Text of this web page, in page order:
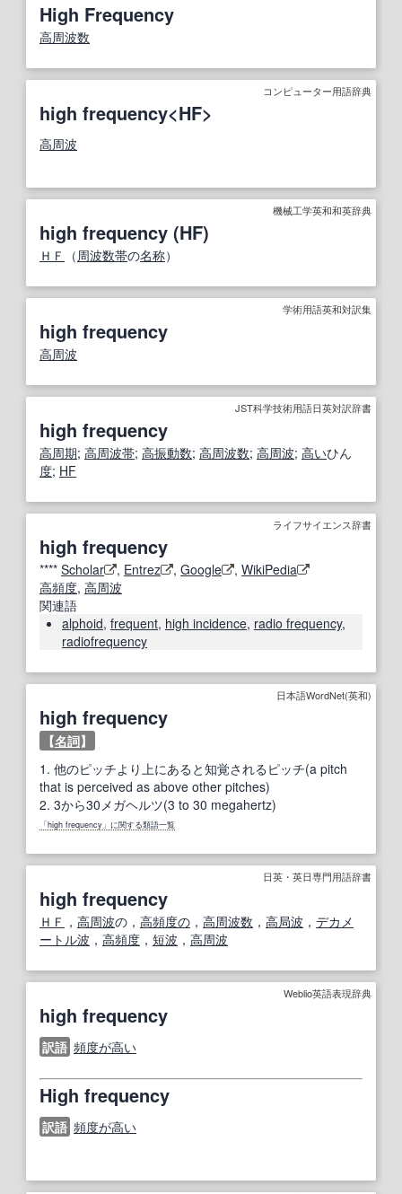
High Frequency
高周波数
コンピューター用語辞典
high frequency<HF>
高周波
機械工学英和和英辞典
high frequency (HF)
ＨＦ （ 周波数帯の名称）
学術用語英和対訳集
high frequency
高周波
JST科学技術用語日英対訳辞書
high frequency
高周期; 高周波帯; 高振動数; 高周波数; 高周波; 高いひん
度; HF
ライフサイエンス辞書
high frequency
**** Scholar , Entrez , Google , WikiPedia
高頻度, 高周波
関連語
alphoid, frequent, high incidence, radio frequency,
radiofrequency
日本語WordNet(英和)
high frequency
【名詞】
1. 他のピッチより上にあると知覚されるピッチ(a pitch
that is perceived as above other pitches)
2. 3から30メガヘルツ(3 to 30 megahertz)
「high frequency」に関する類語一覧
日英・英日専門用語辞書
high frequency
ＨＦ ， 高周波の， 高頻度の ， 高周波数 ， 高局波 ， デカメ
ートル波 ， 高頻度 ， 短波 ， 高周波
Weblio英語表現辞典
high frequency
訳語 頻度が高い
High frequency
訳語 頻度が高い